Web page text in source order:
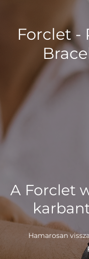
Forclet -
A Forclet
Hamarosan